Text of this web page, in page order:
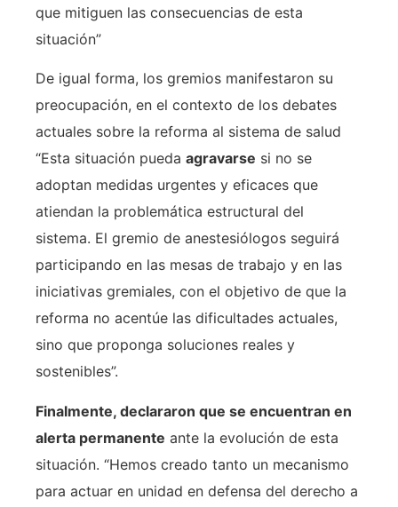
que mitiguen las consecuencias de esta
situación”
De igual forma, los gremios manifestaron su
preocupación, en el contexto de los debates
actuales sobre la reforma al sistema de salud
“Esta situación pueda agravarse si no se
adoptan medidas urgentes y eficaces que
atiendan la problemática estructural del
sistema. El gremio de anestesiólogos seguirá
participando en las mesas de trabajo y en las
iniciativas gremiales, con el objetivo de que la
reforma no acentúe las dificultades actuales,
sino que proponga soluciones reales y
sostenibles”.
Finalmente, declararon que se encuentran en
alerta permanente ante la evolución de esta
situación. “Hemos creado tanto un mecanismo
para actuar en unidad en defensa del derecho a